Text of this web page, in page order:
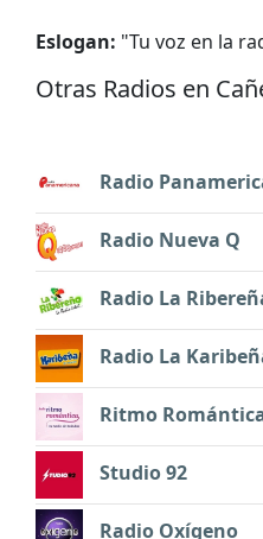
Eslogan: "Tu voz en la
Otras Radios en
Radio
Radio Nueva Q
Radio La
Radio La
Ritmo
Studio 92
Radio Oxígeno